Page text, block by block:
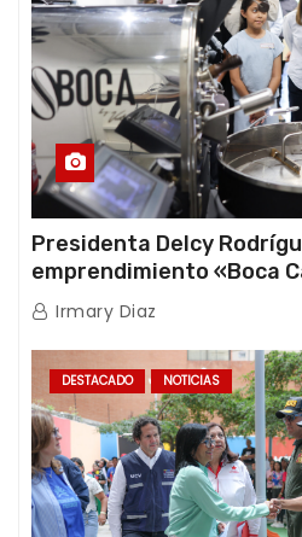
Presidenta Delcy
emprendimiento «Boca
producción nacional
internacionales
Irmary Diaz
DESTACADO NOTICIAS